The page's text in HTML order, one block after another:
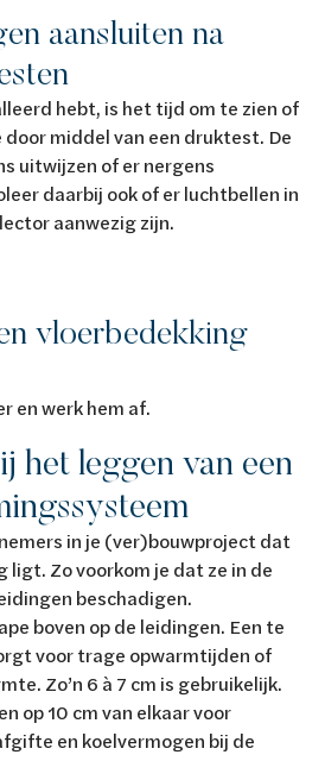
aansluiten na
hebt, is het tijd om te zien of
middel van een druktest. De
uitwijzen of er nergens
daarbij ook of er luchtbellen in
aanwezig zijn.
vloerbedekking
en werk hem af.
het leggen van een
in je (ver)bouwproject dat
ligt. Zo voorkom je dat ze in de
beschadigen.
boven op de leidingen. Een te
voor trage opwarmtijden of
Zo’n 6 à 7 cm is gebruikelijk.
op 10 cm van elkaar voor
en koelvermogen bij de